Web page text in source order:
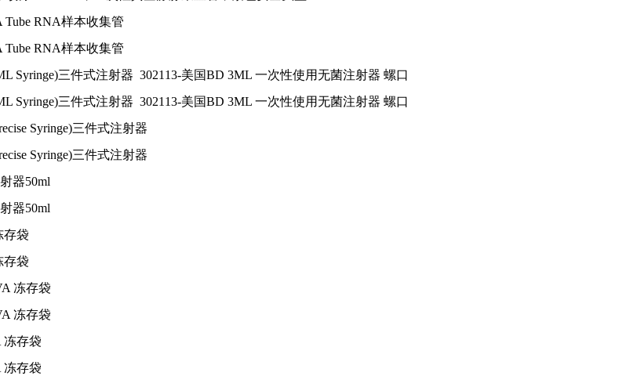
Tube RNA样本收集管
Tube RNA样本收集管
Syringe)三件式注射器 302113-美国BD 3ML 一次性使用无菌注射器 螺口
Syringe)三件式注射器 302113-美国BD 3ML 一次性使用无菌注射器 螺口
Syringe)三件式注射器
Syringe)三件式注射器
器50ml
器50ml
存袋
存袋
500 EVA 冻存袋
500 EVA 冻存袋
冻存袋
冻存袋